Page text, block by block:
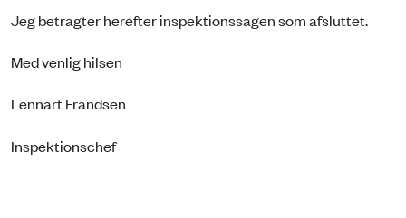
Jeg betragter herefter inspektionssagen som afsluttet.
Med venlig hilsen
Lennart Frandsen
Inspektionschef